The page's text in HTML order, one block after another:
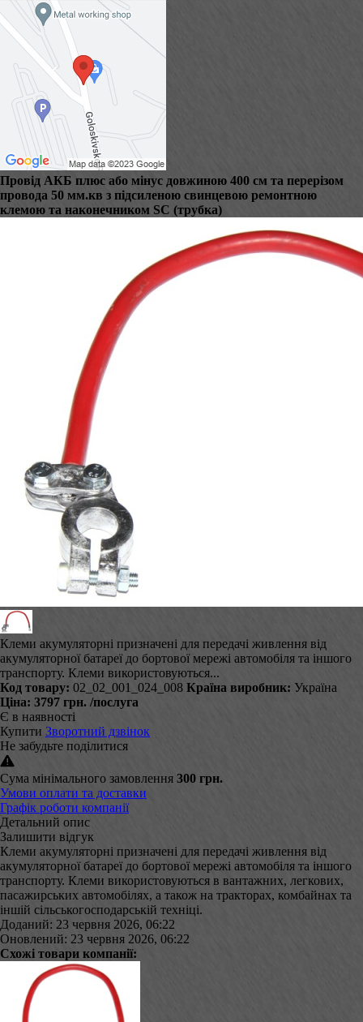
Провід АКБ плюс або мінус довжиною 400 см та перерізом
провода 50 мм.кв з підсиленою свинцевою ремонтною
клемою та наконечником SC (трубка)
Клеми акумуляторні призначені для передачі живлення від
акумуляторної батареї до бортової мережі автомобіля та іншого
транспорту. Клеми використовуються...
Код товару: 02_02_001_024_008 Країна виробник: Україна
Ціна: 3797 грн. /послуга
Є в наявності
Купити Зворотний дзвінок
Не забудьте поділитися
Сума мінімального замовлення 300 грн.
Умови оплати та доставки
Графік роботи компанії
Детальний опис
Залишити відгук
Клеми акумуляторні призначені для передачі живлення від
акумуляторної батареї до бортової мережі автомобіля та іншого
транспорту. Клеми використовуються в вантажних, легкових,
пасажирських автомобілях, а також на тракторах, комбайнах та
іншій сільськогосподарській техніці.
Доданий: 23 червня 2026, 06:22
Оновлений: 23 червня 2026, 06:22
Схожі товари компанії: